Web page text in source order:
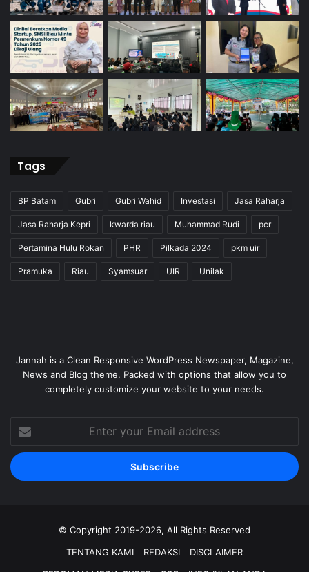
Tags
BP Batam Gubri Gubri Wahid Investasi Jasa Raharja
Jasa Raharja Kepri kwarda riau Muhammad Rudi pcr
Pertamina Hulu Rokan PHR Pilkada 2024 pkm uir
Pramuka Riau Syamsuar UIR Unilak
Jannah is a Clean Responsive WordPress Newspaper, Magazine,
News and Blog theme. Packed with options that allow you to
completely customize your website to your needs.
your
Email
address
© Copyright 2019-2026, All Rights Reserved
TENTANG KAMI
REDAKSI
DISCLAIMER